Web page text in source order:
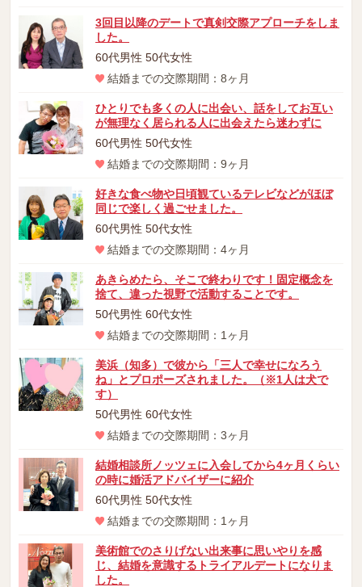
3回目以降のデートで真剣交際アプローチをしま
した。
60代男性 50代女性
結婚までの交際期間：8ヶ月
ひとりでも多くの人に出会い、話をしてお互い
が無理なく居られる人に出会えたら迷わずに
60代男性 50代女性
結婚までの交際期間：9ヶ月
好きな食べ物や日頃観ているテレビなどがほぼ
同じで楽しく過ごせました。
60代男性 50代女性
結婚までの交際期間：4ヶ月
あきらめたら、そこで終わりです！固定概念を
捨て、違った視野で活動することです。
50代男性 60代女性
結婚までの交際期間：1ヶ月
美浜（知多）で彼から「三人で幸せになろう
ね」とプロポーズされました。（※1人は犬で
す）
50代男性 60代女性
結婚までの交際期間：3ヶ月
結婚相談所ノッツェに入会してから4ヶ月くらい
の時に婚活アドバイザーに紹介
60代男性 50代女性
結婚までの交際期間：1ヶ月
美術館でのさりげない出来事に思いやりを感
じ、結婚を意識するトライアルデートになりま
した。